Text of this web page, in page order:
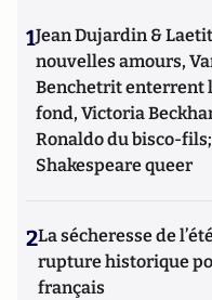
1Jean Dujardin &
nouvelles amours,
Benchetrit enterrent
fond, Victoria
Ronaldo du bisco-
Shakespeare queer
2La sécheresse de
rupture historique
français